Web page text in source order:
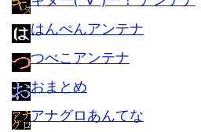
はんぺんアンテナ
つべこアンテナ
おまとめ
アナグロあんてな